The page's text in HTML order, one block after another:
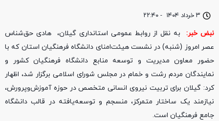
۳ خرداد ۱۴۰۴ - ۲۲:۴۰
نبض خبر:
به نقل از روابط عمومی استانداری گیلان، هادی حق‌شناس
عصر امروز (شنبه) در نشست هیئت‌امنای دانشگاه فرهنگیان استان که با
حضور معاون مدیریت و توسعه منابع دانشگاه فرهنگیان کشور و
نمایندگان مردم رشت و خمام در مجلس شورای اسلامی برگزار شد، اظهار
کرد: گیلان برای تربیت نیروی انسانی متخصص در حوزه آموزش‌وپرورش،
نیازمند یک ساختار متمرکز، منسجم و توسعه‌یافته در قالب دانشگاه
جامع فرهنگیان است.